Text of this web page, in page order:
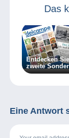
Das
Entdecken
zweite
des
Eine Antwort